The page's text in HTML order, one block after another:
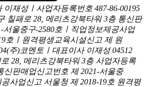
재성ㅣ사업자등록번호 487-86-00195
칠패로 28, 메리츠강북타워 3층 통신판
서울중구-2580호ㅣ직업정보제공사업
호ㅣ원격평생교육시설신고 제 원
(주)코멘토ㅣ대표이사 이재성 04512
28, 메리츠강북타워 3층 사업자등록
신판매업신고번호 제 2021-서울중
사업신고 서울청 제 2018-19호 원격평